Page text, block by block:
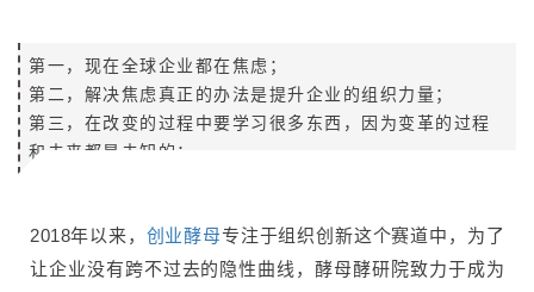
第一，现在全球企业都在焦虑；
第二，解决焦虑真正的办法是提升企业的组织力量；
第三，在改变的过程中要学习很多东西，因为变革的过程
和未来都是未知的；
2018年以来， 创业酵母专注于组织创新这个赛道中，为了
让企业没有跨不过去的隐性曲线，酵母酵研院致力于成为